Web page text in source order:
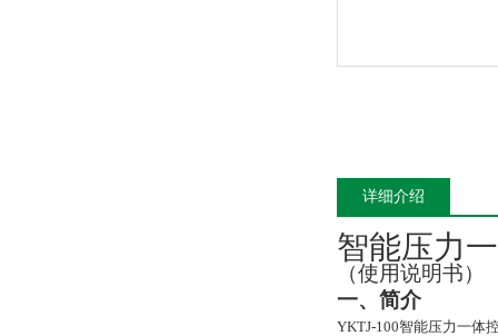
详细介绍
智能压力
（使用说明书）
一、简介
YKTJ-100智能压力一体